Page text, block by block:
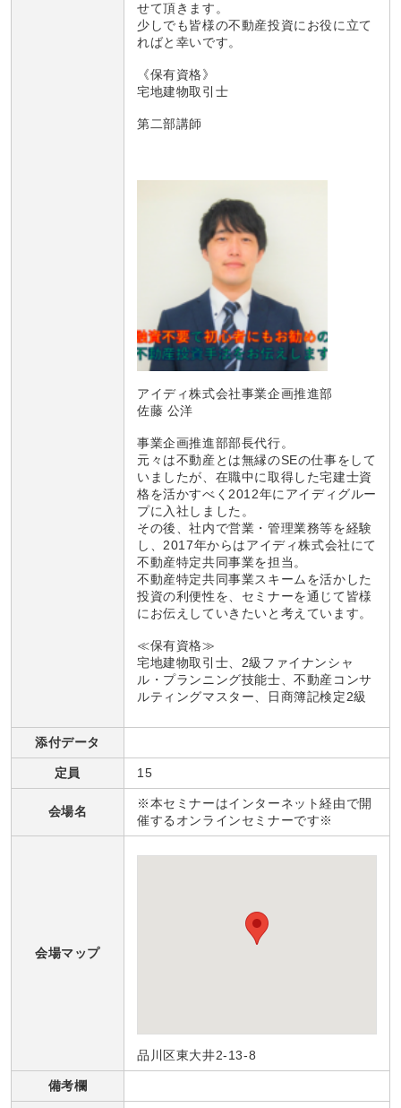
せて頂きます。
少しでも皆様の不動産投資にお役に立て
ればと幸いです。
《保有資格》
宅地建物取引士
第二部講師
アイディ株式会社事業企画推進部
佐藤 公洋
事業企画推進部部長代行。
元々は不動産とは無縁のSEの仕事をして
いましたが、在職中に取得した宅建士資
格を活かすべく2012年にアイディグルー
プに入社しました。
その後、社内で営業・管理業務等を経験
し、2017年からはアイディ株式会社にて
不動産特定共同事業を担当。
不動産特定共同事業スキームを活かした
投資の利便性を、セミナーを通じて皆様
にお伝えしていきたいと考えています。
≪保有資格≫
宅地建物取引士、2級ファイナンシャ
ル・プランニング技能士、不動産コンサ
ルティングマスター、日商簿記検定2級
添付データ
定員 15
会場名
※本セミナーはインターネット経由で開
催するオンラインセミナーです※
会場マップ
品川区東大井2-13-8
備考欄